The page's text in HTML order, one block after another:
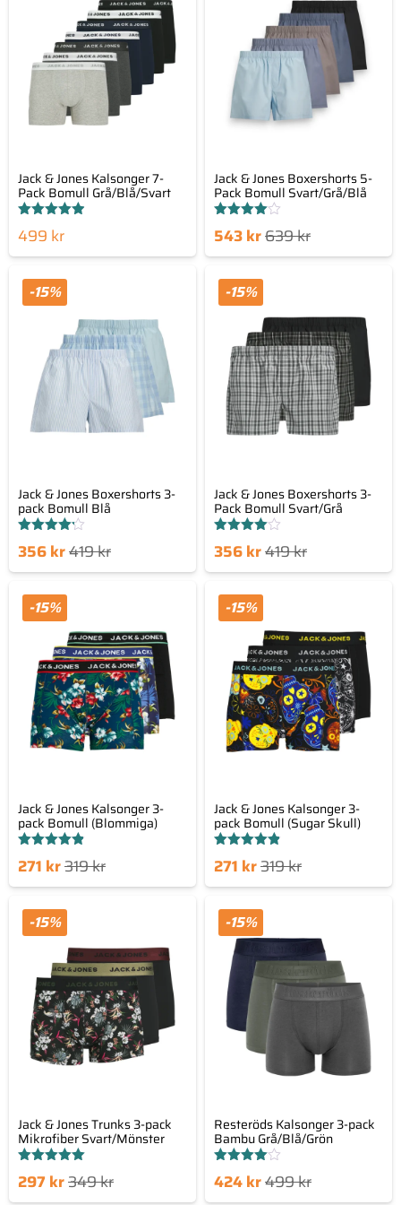
Jack & Jones Kalsonger 7-
Pack Bomull Grå/Blå/Svart
Betygsatt
4.89
499 kr
Jack & Jones Boxershorts 5-
Pack Bomull Svart/Grå/Blå
Betygsatt
4.00
639kr
Det
ursprungliga
priset
var:
639 kr.
543kr
nuvarande
Jack & Jones Boxershorts 3-
pack Bomull Blå
-15%
4.20
419kr
Det
priset
var:
419 kr.
356kr
Jack & Jones Boxershorts 3-
Pack Bomull Svart/Grå
-15%
4.00
419kr
Det
ursprungliga
priset
var:
419 kr.
356kr
Det
nuvarande
Jack & Jones Kalsonger 3-
pack Bomull (Blommiga)
-15%
Betygsatt
4.86
319kr
Det
priset
var:
319 kr.
271 kr
Jack & Jones Kalsonger 3-
pack Bomull (Sugar Skull)
-15%
Betygsatt
4.80
319kr
Det
ursprungliga
priset
var:
319 kr.
271 kr
nuvarande
Jack & Jones Trunks 3-pack
Mikrofiber Svart/Mönster
-15%
Betygsatt
5.00
349kr
Det
297kr
Resteröds Kalsonger 3-pack
Bambu Grå/Blå/Grön
-15%
Betygsatt
4.00
499kr
Det
424kr
Det